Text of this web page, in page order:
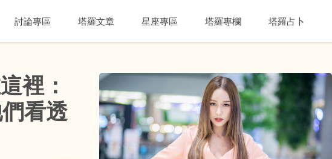
討論專區 塔羅文章 星座專區 塔羅專欄 塔羅占卜
裡：
看透